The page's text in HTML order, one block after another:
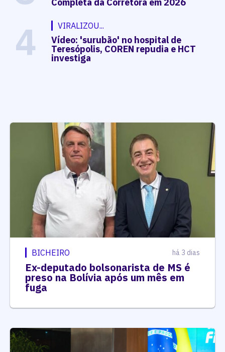
4 VIRALIZOU...
Vídeo: 'surubão' no hospital de
Teresópolis, COREN repudia e HCT
investiga
BICHEIRO há 3 dias
Ex-deputado bolsonarista de MS é
preso na Bolívia após um mês em
fuga